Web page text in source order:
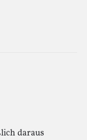
daraus